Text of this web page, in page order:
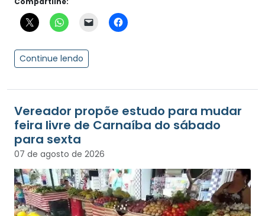
Continue lendo
Vereador propõe estudo para mudar
feira livre de Carnaíba do sábado
para sexta
07 de agosto de 2026